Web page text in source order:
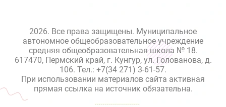
2026. Все права защищены. Муниципальное
автономное общеобразовательное учреждение
средняя общеобразовательная школа № 18.
617470, Пермский край, г. Кунгур, ул. Голованова, д.
106. Тел.: +7(34 271) 3-61-57.
При использовании материалов сайта активная
прямая ссылка на источник обязательна.